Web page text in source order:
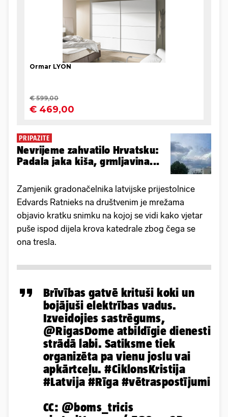
PRIPAZITE
Nevrijeme zahvatilo Hrvatsku:
Padala jaka kiša, grmljavina...
Zamjenik gradonačelnika latvijske prijestolnice
Edvards Ratnieks na društvenim je mrežama
objavio kratku snimku na kojoj se vidi kako vjetar
puše ispod dijela krova katedrale zbog čega se
ona tresla.
Brīvības gatvē krituši koki un
bojājuši elektrības vadus.
Izveidojies sastrēgums,
@RigasDome atbildīgie dienesti
strādā labi. Satiksme tiek
organizēta pa vienu joslu vai
apkārtceļu.#CiklonsKristija
#Latvija #Rīga #vētraspostījumi
CC: @boms_tricis